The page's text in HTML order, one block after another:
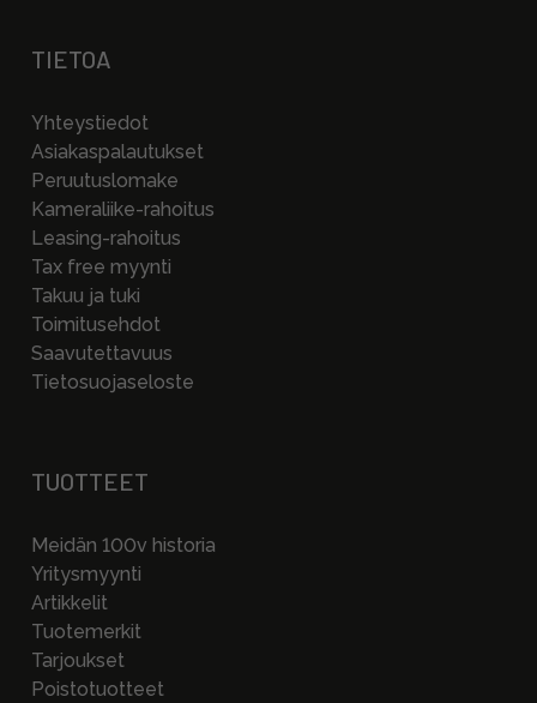
TIETOA
Yhteystiedot
Asiakaspalautukset
Peruutuslomake
Kameraliike-rahoitus
Leasing-rahoitus
Tax free myynti
Takuu ja tuki
Toimitusehdot
Saavutettavuus
Tietosuojaseloste
TUOTTEET
Meidän 100v historia
Yritysmyynti
Artikkelit
Tuotemerkit
Tarjoukset
Poistotuotteet